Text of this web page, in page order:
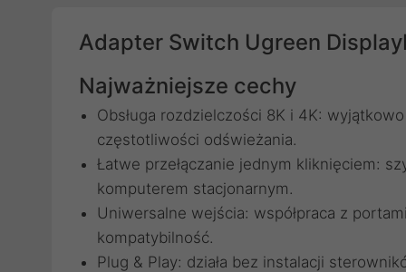
Adapter Switch Ugreen
Najważniejsze cechy
Obsługa rozdzielczości 8K i 4K:
częstotliwości odświeżania.
Łatwe przełączanie jednym kliknięciem:
komputerem stacjonarnym.
Uniwersalne wejścia: współpraca z
kompatybilność.
Plug & Play: działa bez instalacji